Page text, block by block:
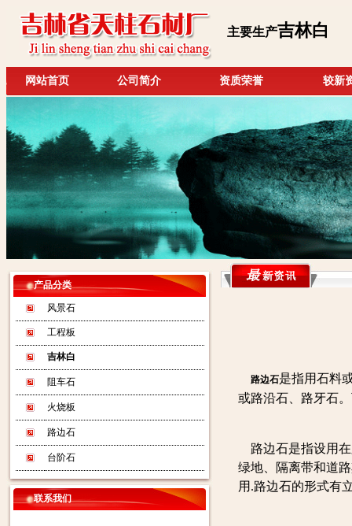
主要生产吉林白
网站首页 公司简介 资质荣誉 较新
产品分类
风景石
工程板
吉林白
阻车石
火烧板
路边石
台阶石
联系我们
路边石是指用石料
或路沿石、路牙石
路边石是指设用在
绿地、隔离带和道
用.路边石的形式有